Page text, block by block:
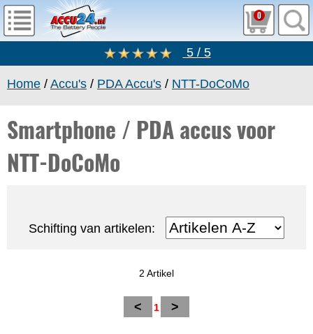
0
5 / 5
Home / Accu's / PDA Accu's / NTT-DoCoMo
Smartphone / PDA accus voor
NTT-DoCoMo
Schifting van artikelen:
2 Artikel
< 1 >